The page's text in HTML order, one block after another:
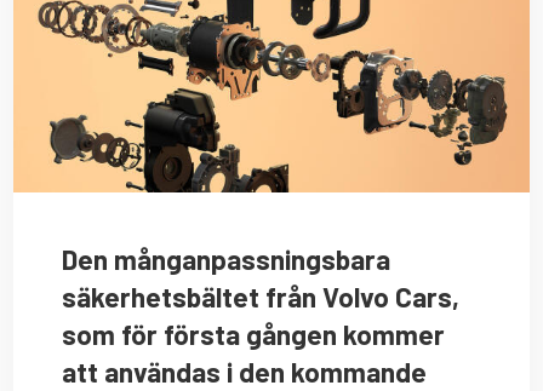
Den månganpassningsbara
säkerhetsbältet från Volvo Cars,
som för första gången kommer
att användas i den kommande